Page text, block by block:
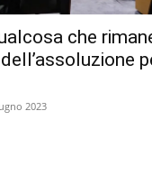
che
2023